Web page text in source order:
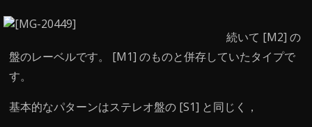
続いて [M2] の
盤のレーベルです。 [M1] のものと併存していたタイプで
す。
基本的なパターンはステレオ盤の [S1] と同じく，